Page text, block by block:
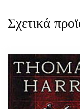
Σχετικά